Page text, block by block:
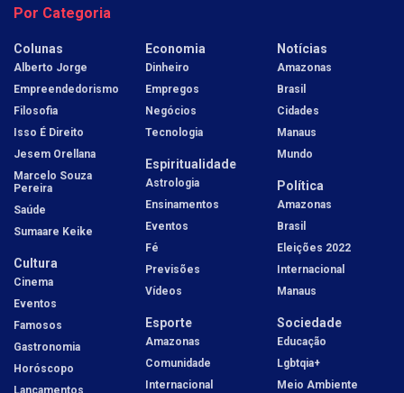
Por Categoria
Colunas
Alberto Jorge
Empreendedorismo
Filosofia
Isso É Direito
Jesem Orellana
Marcelo Souza
Pereira
Saúde
Sumaare Keike
Cultura
Cinema
Eventos
Famosos
Gastronomia
Horóscopo
Lançamentos
Economia
Dinheiro
Empregos
Negócios
Tecnologia
Espiritualidade
Astrologia
Ensinamentos
Eventos
Fé
Previsões
Vídeos
Esporte
Amazonas
Comunidade
Internacional
Notícias
Amazonas
Brasil
Cidades
Manaus
Mundo
Política
Amazonas
Brasil
Eleições 2022
Internacional
Manaus
Sociedade
Educação
Lgbtqia+
Meio Ambiente